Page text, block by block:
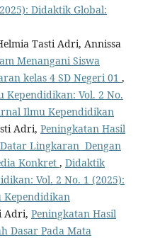
Didaktik Global:
Tasti Adri, Annissa
Menangani Siswa
kelas 4 SD Negeri 01 ,
Vol. 2 No.
Ilmu Kependidikan
Adri, Peningkatan Hasil
Lingkaran Dengan
Konkret , Didaktik
Vol. 2 No. 1 (2025):
Adri, Peningkatan Hasil
Dasar Pada Mata